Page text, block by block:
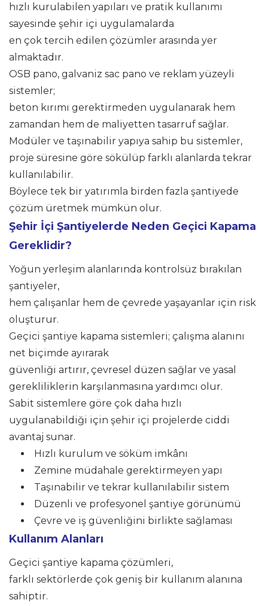
hızlı kurulabilen yapıları ve pratik kullanımı
sayesinde şehir içi uygulamalarda
en çok tercih edilen çözümler arasında yer
almaktadır.
OSB pano, galvaniz sac pano ve reklam yüzeyli
sistemler;
beton kırımı gerektirmeden uygulanarak hem
zamandan hem de maliyetten tasarruf sağlar.
Modüler ve taşınabilir yapıya sahip bu sistemler,
proje süresine göre sökülüp farklı alanlarda tekrar
kullanılabilir.
Böylece tek bir yatırımla birden fazla şantiyede
çözüm üretmek mümkün olur.
Şehir İçi Şantiyelerde Neden Geçici Kapama
Gereklidir?
Yoğun yerleşim alanlarında kontrolsüz bırakılan
şantiyeler,
hem çalışanlar hem de çevrede yaşayanlar için risk
oluşturur.
Geçici şantiye kapama sistemleri; çalışma alanını
net biçimde ayırarak
güvenliği artırır, çevresel düzen sağlar ve yasal
gerekliliklerin karşılanmasına yardımcı olur.
Sabit sistemlere göre çok daha hızlı
uygulanabildiği için şehir içi projelerde ciddi
avantaj sunar.
Hızlı kurulum ve söküm imkânı
Zemine müdahale gerektirmeyen yapı
Taşınabilir ve tekrar kullanılabilir sistem
Düzenli ve profesyonel şantiye görünümü
Çevre ve iş güvenliğini birlikte sağlaması
Kullanım Alanları
Geçici şantiye kapama çözümleri,
farklı sektörlerde çok geniş bir kullanım alanına
sahiptir.